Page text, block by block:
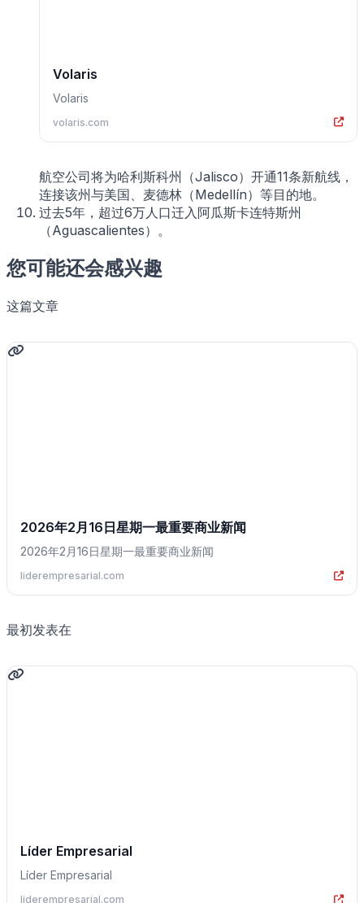
Volaris
Volaris
volaris.com
航空公司将为哈利斯科州（Jalisco）开通11条新航线，
连接该州与美国、麦德林（Medellín）等目的地。
过去5年，超过6万人口迁入阿瓜斯卡连特斯州
（Aguascalientes）。
您可能还会感兴趣
这篇文章
2026年2月16日星期一最重要商业新闻
2026年2月16日星期一最重要商业新闻
liderempresarial.com
最初发表在
Líder Empresarial
Líder Empresarial
liderempresarial.com